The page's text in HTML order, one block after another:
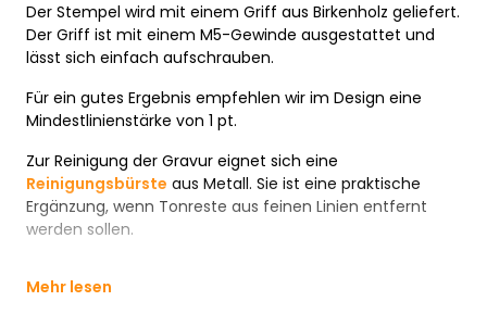
Der Stempel wird mit einem Griff aus Birkenholz geliefert.
Der Griff ist mit einem M5-Gewinde ausgestattet und
lässt sich einfach aufschrauben.
Für ein gutes Ergebnis empfehlen wir im Design eine
Mindestlinienstärke von 1 pt.
Zur Reinigung der Gravur eignet sich eine
Reinigungsbürste aus Metall. Sie ist eine praktische
Ergänzung, wenn Tonreste aus feinen Linien entfernt
werden sollen.
Mehr lesen